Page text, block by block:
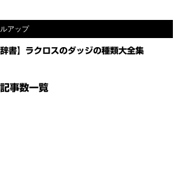
アップ
辞書】ラクロスのダッジの種類大全集
事数一覧